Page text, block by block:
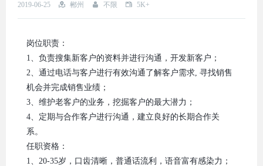
2019-06-25 郴州 不限 5K+
岗位职责：
1、负责搜集新客户的资料并进行沟通，开发新客户；
2、通过电话与客户进行有效沟通了解客户需求, 寻找销售
机会并完成销售业绩；
3、维护老客户的业务，挖掘客户的最大潜力；
4、定期与合作客户进行沟通，建立良好的长期合作关
系。
任职资格：
1、20-35岁，口齿清晰，普通话流利，语音富有感染力；